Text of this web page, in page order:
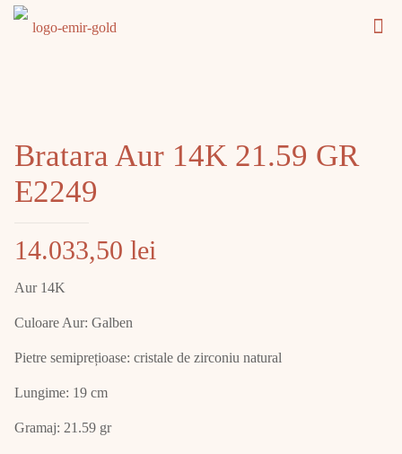
Bratara Aur 14K 21.59 GR
E2249
14.033,50 lei
Aur 14K
Culoare Aur: Galben
Pietre semiprețioase: cristale de zirconiu natural
Lungime: 19 cm
Gramaj: 21.59 gr